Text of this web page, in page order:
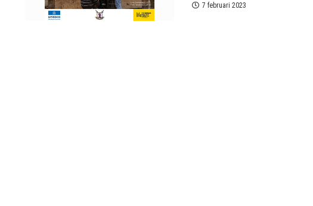
7 februari 2023